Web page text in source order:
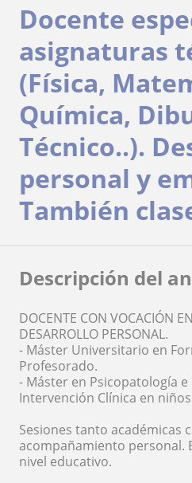
Docente
asignaturas
(Física,
Química,
Técnico..).
personal y
También
Descripción del
DOCENTE CON VOCACIÓN
DESARROLLO PERSONAL.
- Máster Universitario en
Profesorado.
- Máster en Psicopatología
Intervención Clínica en
Sesiones tanto académicas
acompañamiento personal.
nivel educativo.